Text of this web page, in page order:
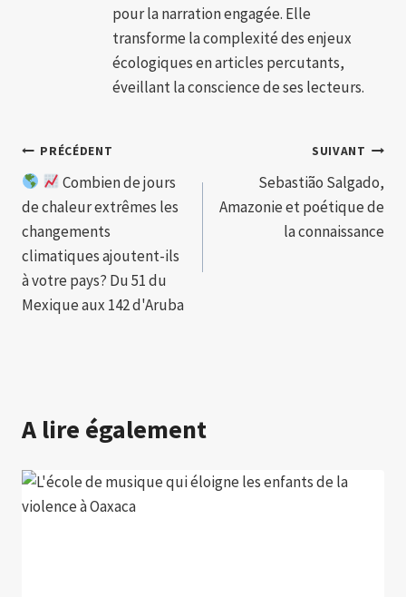
pour la narration engagée. Elle
transforme la complexité des enjeux
écologiques en articles percutants,
éveillant la conscience de ses lecteurs.
Navigation
de
l’article
PRÉCÉDENT
Combien de jours
de chaleur extrêmes les
changements
climatiques ajoutent-ils
à votre pays? Du 51 du
Mexique aux 142 d'Aruba
SUIVANT
Sebastião Salgado,
Amazonie et poétique de
la connaissance
A lire également